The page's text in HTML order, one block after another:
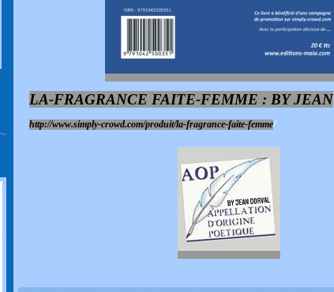
LA-FRAGRANCE FAITE-FEMME : BY JEAN
http://www.simply-crowd.com/produit/la-fragrance-faite-femme/